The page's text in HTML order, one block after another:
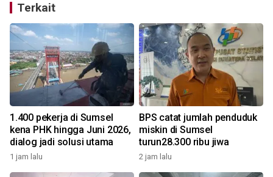
Terkait
1.400 pekerja di Sumsel
kena PHK hingga Juni 2026,
dialog jadi solusi utama
1 jam lalu
BPS catat jumlah penduduk
miskin di Sumsel
turun28.300 ribu jiwa
2 jam lalu